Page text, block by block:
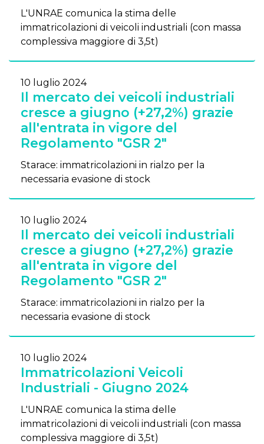
L'UNRAE comunica la stima delle
immatricolazioni di veicoli industriali (con massa
complessiva maggiore di 3,5t)
10 luglio 2024
Il mercato dei veicoli industriali
cresce a giugno (+27,2%) grazie
all'entrata in vigore del
Regolamento "GSR 2"
Starace: immatricolazioni in rialzo per la
necessaria evasione di stock
10 luglio 2024
Il mercato dei veicoli industriali
cresce a giugno (+27,2%) grazie
all'entrata in vigore del
Regolamento "GSR 2"
Starace: immatricolazioni in rialzo per la
necessaria evasione di stock
10 luglio 2024
Immatricolazioni Veicoli
Industriali - Giugno 2024
L'UNRAE comunica la stima delle
immatricolazioni di veicoli industriali (con massa
complessiva maggiore di 3,5t)